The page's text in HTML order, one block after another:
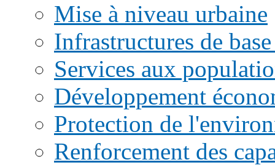
Mise à niveau urbaine
Infrastructures de
Services aux
Développement
Protection de
Renforcement des